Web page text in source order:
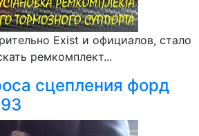
Exist и официалов, стало
ремкомплект...
сцепления форд